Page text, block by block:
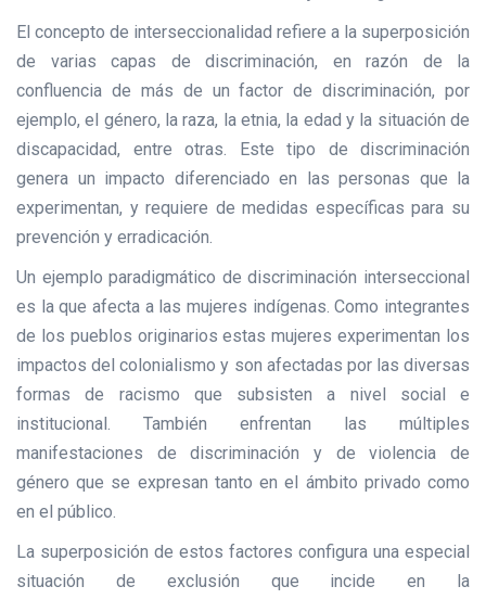
El concepto de interseccionalidad refiere a la superposición
de varias capas de discriminación, en razón de la
confluencia de más de un factor de discriminación, por
ejemplo, el género, la raza, la etnia, la edad y la situación de
discapacidad, entre otras. Este tipo de discriminación
genera un impacto diferenciado en las personas que la
experimentan, y requiere de medidas específicas para su
prevención y erradicación.
Un ejemplo paradigmático de discriminación interseccional
es la que afecta a las mujeres indígenas. Como integrantes
de los pueblos originarios estas mujeres experimentan los
impactos del colonialismo y son afectadas por las diversas
formas de racismo que subsisten a nivel social e
institucional. También enfrentan las múltiples
manifestaciones de discriminación y de violencia de
género que se expresan tanto en el ámbito privado como
en el público.
La superposición de estos factores configura una especial
situación de exclusión que incide en la